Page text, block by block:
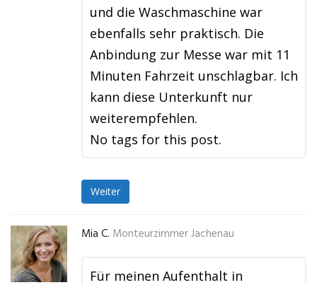
und die Waschmaschine war
ebenfalls sehr praktisch. Die
Anbindung zur Messe war mit 11
Minuten Fahrzeit unschlagbar. Ich
kann diese Unterkunft nur
weiterempfehlen.
No tags for this post.
Weiter
Mia C. Monteurzimmer Jachenau
Für meinen Aufenthalt in